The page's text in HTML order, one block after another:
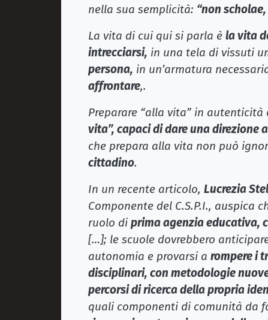
nella sua semplicità: “non
La vita di cui qui si parla è la vita
intrecciarsi, in una tela di vissuti
persona, in un’armatura
affrontare,.
Preparare “alla vita” in autenticità
vita”, capaci di dare una direzione
che prepara alla vita non può
cittadino.
In un recente articolo, Lucrezia
Componente del C.S.P.I., auspica
ruolo di prima agenzia educativa,
[…]; le scuole dovrebbero
autonomia e provarsi a rompere i
disciplinari, con metodologie
percorsi di ricerca della propria
quali componenti di comunità da